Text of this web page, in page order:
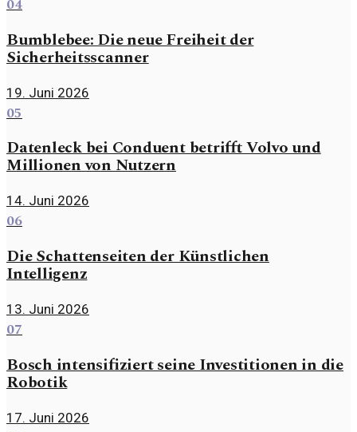
04
Bumblebee: Die neue Freiheit der
Sicherheitsscanner
19. Juni 2026
05
Datenleck bei Conduent betrifft Volvo und
Millionen von Nutzern
14. Juni 2026
06
Die Schattenseiten der Künstlichen
Intelligenz
13. Juni 2026
07
Bosch intensifiziert seine Investitionen in die
Robotik
17. Juni 2026